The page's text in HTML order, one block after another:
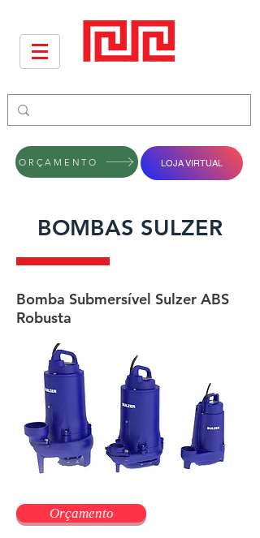
ORÇAMENTO LOJA VIRTUAL
BOMBAS SULZER
Bomba Submersível Sulzer ABS
Robusta
Orçamento